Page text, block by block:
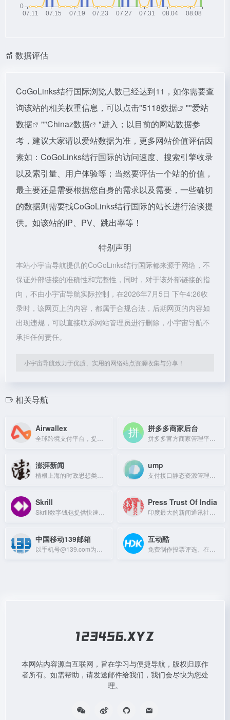
数据评估
CoGoLinks结行国际浏览人数已经达到11，如你需要查
询该站的相关权重信息，可以点击"5118数据 ""爱站
数据
""Chinaz数据
"进入；以目前的网站数据参
考，建议大家请以爱站数据为准，更多网站价值评估因
素如：CoGoLinks结行国际的访问速度、搜索引擎收录
以及索引量、用户体验等；当然要评估一个站的价值，
最主要还是需要根据您自身的需求以及需要，一些确切
的数据则需要找CoGoLinks结行国际的站长进行洽谈提
供。如该站的IP、PV、跳出率等！
特别声明
本站小宇宙导航提供的CoGoLinks结行国际都来源于网络，不
保证外部链接的准确性和完整性，同时，对于该外部链接的指
向，不由小宇宙导航实际控制，在2026年7月5日 下午4:26收
录时，该网页上的内容，都属于合规合法，后期网页的内容如
出现违规，可以直接联系网站管理员进行删除，小宇宙导航不
承担任何责任。
小宇宙导航致力于优质、实用的网络站点资源收集与分享！
相关导航
Airwallex 拼多多商家后台
澎湃新闻 ump
Skrill Press Trust Of India
中国移动139邮箱 互动酷
本网站内容源自互联网，旨在学习与便捷导航，版权归原作
者所有。如需帮助，请发送邮件给我们，我们会尽快为您处
理。